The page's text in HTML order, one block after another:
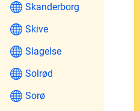
Skanderborg
Skive
Slagelse
Solrød
Sorø